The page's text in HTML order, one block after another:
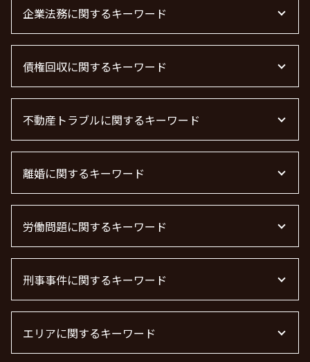
企業法務に関するキーワード
企業法務
顧問弁護士 費用 中小企業
顧問弁護士 契約
m&a 弁護士
企業法務 弁護士
企業法務とは
顧問弁護士 個人事業主
退職勧奨 言ってはいけない
顧問弁護士とは
顧問弁護士
m&a 弁護士費用 相場
法律事務所 m&a
下請法 改正 2026
債権回収に関するキーワード
債権回収 時効
債権回収 無視
債権回収 弁護士 費用
債権回収
債権回収 弁護士 完全成功報酬
借金 時効
債権回収 個人
売掛金 未回収
借金 時効 個人
債権回収 弁護士
不動産トラブルに関するキーワード
不動産トラブル
不動産 トラブル相談
不動産トラブル 相談
管理会社 トラブル 相談
賃貸 苦情 どこに
不動産賃貸 弁護士
不動産屋 トラブル 相談
不動産トラブル 弁護士
離婚に関するキーワード
離婚届
養育費 決め方
離婚協議
慰謝料 離婚
離婚 慰謝料払わない
離婚 慰謝料 相場 年収400万
浮気 離婚 慰謝料相場
労働問題に関するキーワード
残業代 未払い
労働問題 相談
労働問題 弁護士
労働問題 種類
労働問題 解決策
刑事事件に関するキーワード
器物破損 慰謝料
痴漢 逮捕 弁護士
エリアに関するキーワード